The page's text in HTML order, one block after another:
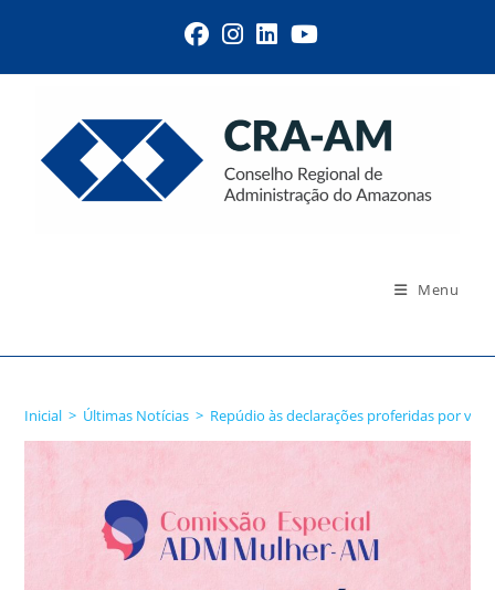
Menu
Inicial > Últimas Notícias > Repúdio às declarações proferidas por